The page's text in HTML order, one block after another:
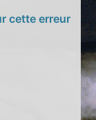
cette erreur